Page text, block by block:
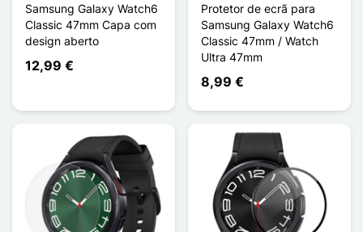
Samsung Galaxy Watch6
Classic 47mm Capa com
design aberto
12,99 €
Protetor de ecrã para
Samsung Galaxy Watch6
Classic 47mm / Watch
Ultra 47mm
8,99 €